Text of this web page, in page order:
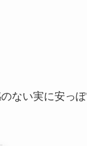
ない実に安っぽ